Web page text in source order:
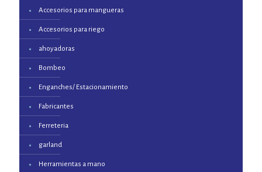
Accesorios para mangueras
Accesorios para riego
ahoyadoras
Bombeo
Enganches/ Estacionamiento
Fabricantes
Ferreteria
garland
Herramientas a mano